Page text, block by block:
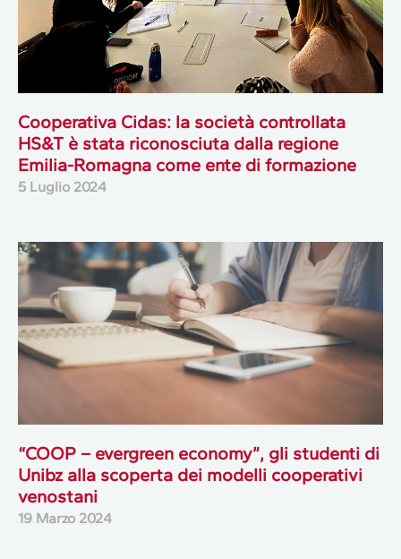
Cooperativa Cidas: la società controllata
HS&T è stata riconosciuta dalla regione
Emilia-Romagna come ente di formazione
5 Luglio 2024
“COOP – evergreen economy”, gli studenti di
Unibz alla scoperta dei modelli cooperativi
venostani
19 Marzo 2024